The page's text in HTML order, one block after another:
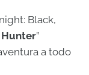
Black,
Hunter”
a todo